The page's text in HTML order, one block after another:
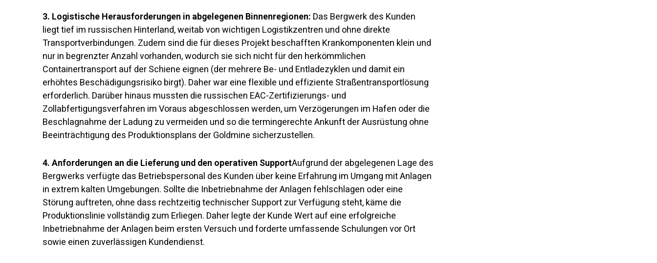
3. Logistische Herausforderungen in abgelegenen Binnenregionen: Das Bergwerk des Kunden
liegt tief im russischen Hinterland, weitab von wichtigen Logistikzentren und ohne direkte
Transportverbindungen. Zudem sind die für dieses Projekt beschafften Krankomponenten klein und
nur in begrenzter Anzahl vorhanden, wodurch sie sich nicht für den herkömmlichen
Containertransport auf der Schiene eignen (der mehrere Be- und Entladezyklen und damit ein
erhöhtes Beschädigungsrisiko birgt). Daher war eine flexible und effiziente Straßentransportlösung
erforderlich. Darüber hinaus mussten die russischen EAC-Zertifizierungs- und
Zollabfertigungsverfahren im Voraus abgeschlossen werden, um Verzögerungen im Hafen oder die
Beschlagnahme der Ladung zu vermeiden und so die termingerechte Ankunft der Ausrüstung ohne
Beeinträchtigung des Produktionsplans der Goldmine sicherzustellen.
4. Anforderungen an die Lieferung und den operativen SupportAufgrund der abgelegenen Lage des
Bergwerks verfügte das Betriebspersonal des Kunden über keine Erfahrung im Umgang mit Anlagen
in extrem kalten Umgebungen. Sollte die Inbetriebnahme der Anlagen fehlschlagen oder eine
Störung auftreten, ohne dass rechtzeitig technischer Support zur Verfügung steht, käme die
Produktionslinie vollständig zum Erliegen. Daher legte der Kunde Wert auf eine erfolgreiche
Inbetriebnahme der Anlagen beim ersten Versuch und forderte umfassende Schulungen vor Ort
sowie einen zuverlässigen Kundendienst.